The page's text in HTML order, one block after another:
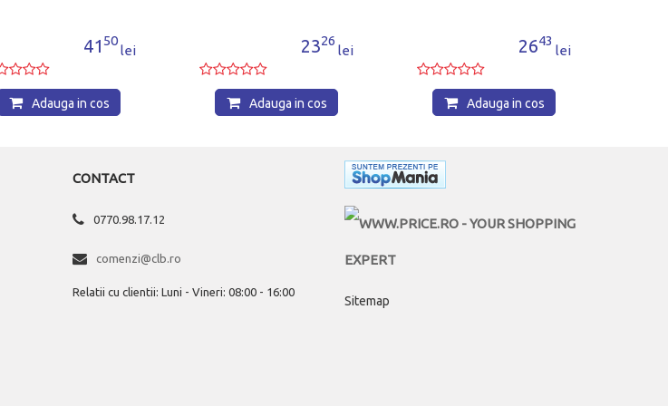
23 26
lei
Adauga in cos
2643
lei
Adauga in cos
CONTACT
0770.98.17.12
comenzi@clb.ro
Relatii cu clientii: Luni - Vineri: 08:00 - 16:00
Sitemap